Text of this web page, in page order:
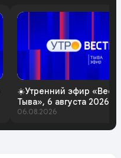
☀️Утренний эфир
Тыва», 6 августа 2026
06.08.2026